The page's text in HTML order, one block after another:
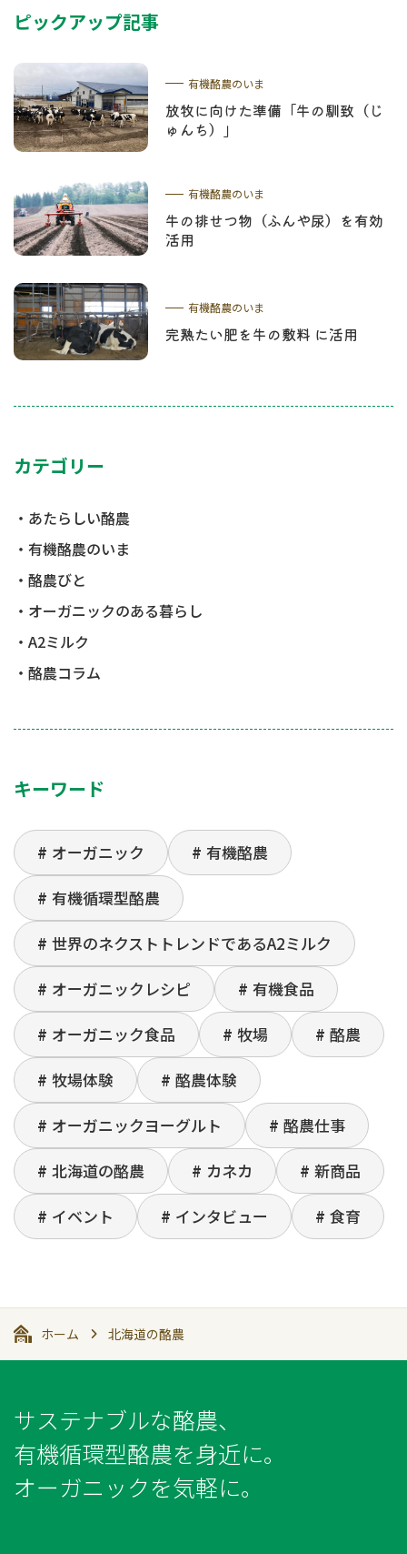
ピックアップ記事
有機酪農のいま
放牧に向けた準備「牛の馴致（じ
ゅんち）」
有機酪農のいま
牛の排せつ物（ふんや尿）を有効
活用
有機酪農のいま
完熟たい肥を牛の敷料 に活用
カテゴリー
あたらしい酪農
有機酪農のいま
酪農びと
オーガニックのある暮らし
A2ミルク
酪農コラム
キーワード
オーガニック
有機酪農
有機循環型酪農
世界のネクストトレンドであるA2ミルク
オーガニックレシピ
有機食品
オーガニック食品
牧場
酪農
牧場体験
酪農体験
オーガニックヨーグルト
酪農仕事
北海道の酪農
カネカ
新商品
イベント
インタビュー 食育
ホーム 北海道の酪農
サステナブルな酪農、
有機循環型酪農を身近に。
オーガニックを気軽に。